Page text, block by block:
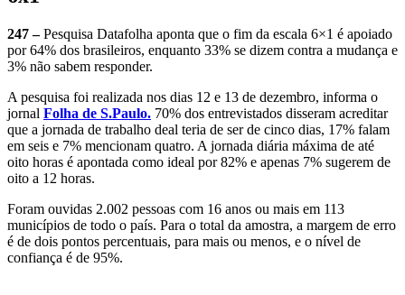
247 –Pesquisa Datafolha aponta que o fim da escala 6×1 é apoiado
por 64% dos brasileiros, enquanto 33% se dizem contra a mudança e
3% não sabem responder.
A pesquisa foi realizada nos dias 12 e 13 de dezembro, informa o
jornal Folha de S.Paulo. 70% dos entrevistados disseram acreditar
que a jornada de trabalho deal teria de ser de cinco dias, 17% falam
em seis e 7% mencionam quatro. A jornada diária máxima de até
oito horas é apontada como ideal por 82% e apenas 7% sugerem de
oito a 12 horas.
Foram ouvidas 2.002 pessoas com 16 anos ou mais em 113
municípios de todo o país. Para o total da amostra, a margem de erro
é de dois pontos percentuais, para mais ou menos, e o nível de
confiança é de 95%.